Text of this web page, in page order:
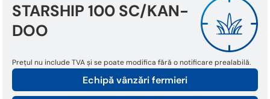
STARSHIP 100 SC/KAN-
DOO
Echipă vânzări fermieri
Prețul nu include TVA și se poate modifica fără o notificare prealabilă.